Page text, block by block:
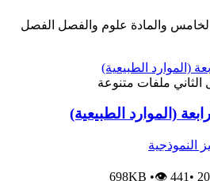
والمادة علوم والفصل الفصل
الثاني ملفات متنوعة
(الموارد الطبيعية)
النموذجية
•
698KB •👁 441